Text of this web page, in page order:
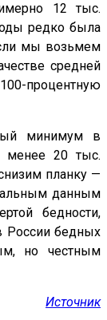
12 тыс.
редко была
мы возьмем
средней
процентную
минимум в
менее 20 тыс.
планку —
данным
бедности,
России бедных
но честным
Источник